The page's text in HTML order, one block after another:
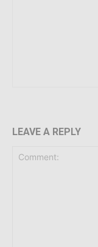
LEAVE A REPLY